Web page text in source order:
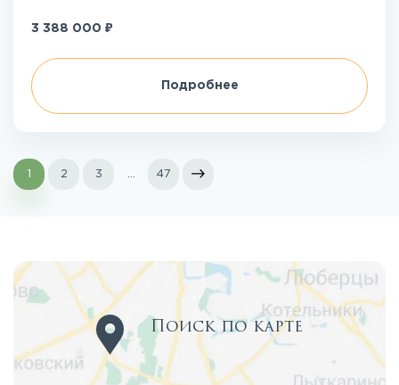
3 388 000 ₽
Подробнее
1 2 3 47
Поиск по карте